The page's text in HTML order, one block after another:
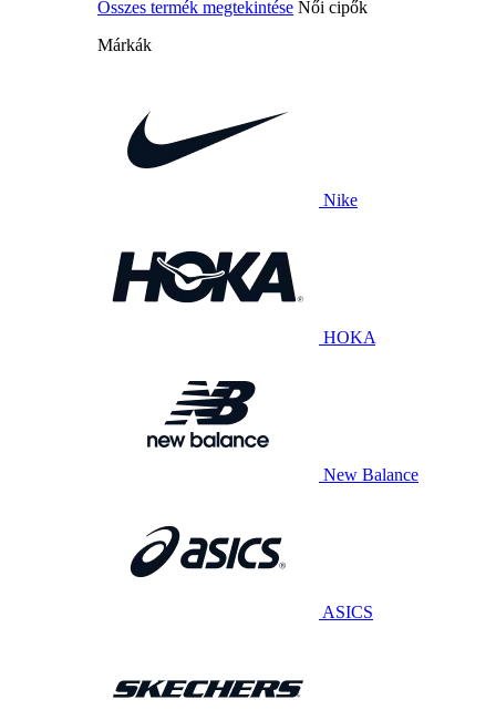
Összes termék megtekintése Női cipők
Márkák
Nike
HOKA
New Balance
ASICS